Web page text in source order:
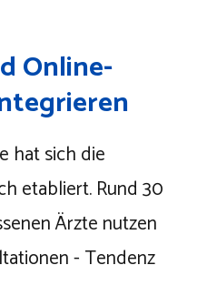
Online-
hat sich die
etabliert. Rund 30
Ärzte nutzen
- Tendenz